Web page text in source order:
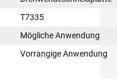
T7335
Mögliche Anwendung
Vorrangige Anwendung